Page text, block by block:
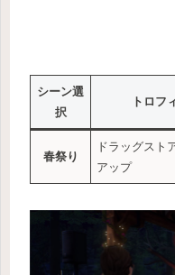
シーン選
択
トロフ
春祭り
ドラッグスト
アップ